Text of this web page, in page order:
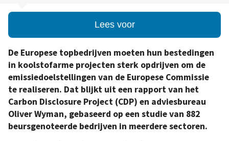
Lees voor
De Europese topbedrijven moeten hun bestedingen
in koolstofarme projecten sterk opdrijven om de
emissiedoelstellingen van de Europese Commissie
te realiseren. Dat blijkt uit een rapport van het
Carbon Disclosure Project (CDP) en adviesbureau
Oliver Wyman, gebaseerd op een studie van 882
beursgenoteerde bedrijven in meerdere sectoren.